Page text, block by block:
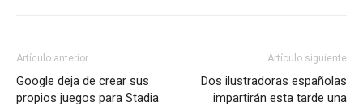
Artículo anterior
Google deja de crear sus
propios juegos para Stadia
Artículo siguiente
Dos ilustradoras españolas
impartirán esta tarde una